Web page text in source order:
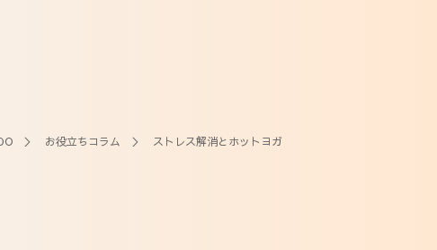
＞ お役立ちコラム ＞ ストレス解消とホットヨガ